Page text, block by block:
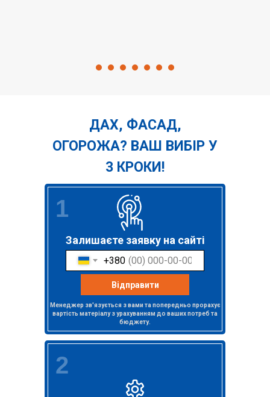
2
1
Залишаєте заявку на сайті
ДАХ, ФАСАД,
ОГОРОЖА? ВАШ ВИБІР У
3 КРОКИ!
+380
Відправити
Менеджер зв'язується з вами та попередньо прорахує
вартість матеріалу з урахуванням до ваших потреб та
бюджету.